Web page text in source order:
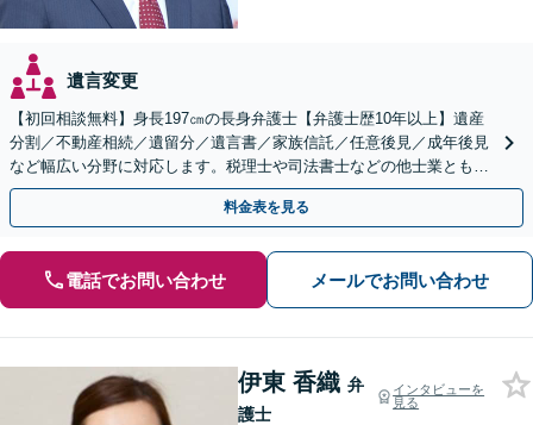
遺言変更
【初回相談無料】身長197㎝の長身弁護士【弁護士歴10年以上】遺産
分割／不動産相続／遺留分／遺言書／家族信託／任意後見／成年後見
など幅広い分野に対応します。税理士や司法書士などの他士業とも連
携【出張相談】【夜間・休日面談】【横浜駅7分】
料金表を見る
電話でお問い合わせ メールでお問い合わせ
伊東 香織 弁
護士
インタビューを
見る